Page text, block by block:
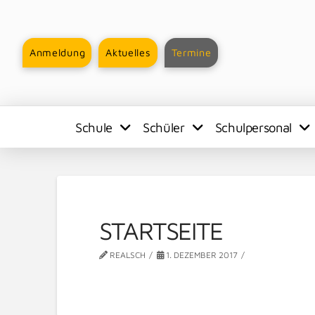
Anmeldung Aktuelles Termine
Schule Schüler Schulpersonal
STARTSEITE
REALSCH 1. DEZEMBER 2017